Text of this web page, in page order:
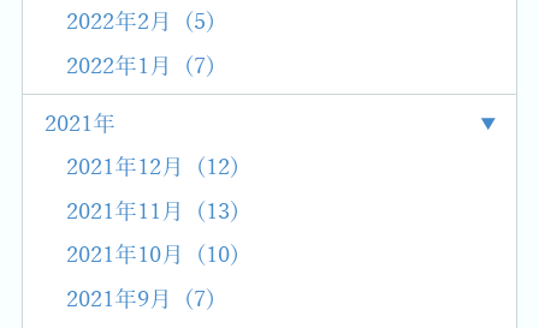
2022年2月 (5)
2022年1月 (7)
2021年
2021年12月 (12)
2021年11月 (13)
2021年10月 (10)
2021年9月 (7)